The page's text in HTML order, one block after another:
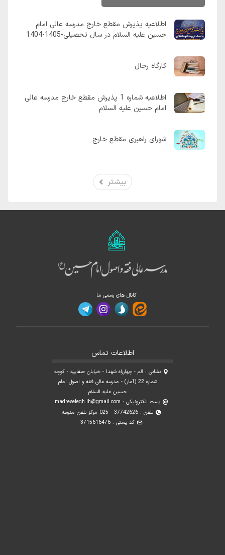
اطلاعیه پذیرش مقطع خارج مدرسه عالی امام
حسین علیه السلام در سال تحصیلی-1405-1404
کارگاه رجال
اطلاعیه شماره 1 پذیرش مقطع خارج مدرسه عالی
امام حسین علیه السلام
شورای راهبری مقطع خارج
بیشتر
کانال های رسمی ما
اطلاعات تماس
نشانی : قم - چهارراه شهدا - خیابان صفاییه - کوچه
شماره 22 (آمار) - مدرسه عالی فقه و اصول امام
حسین علیه السلام
پست الکترونیکی : madresefeqh.ih@gmail.com
تلفن : 37742626 - 025 مرکز تلفن مدرسه
کد پستی : 3715616476